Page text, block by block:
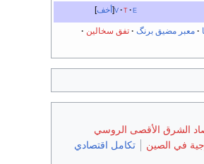
أخف v t e
معبر مضيق برنگ
تفق سخالين
الشرق الأقصى الروسي
في الصين
تكامل اقتصادي